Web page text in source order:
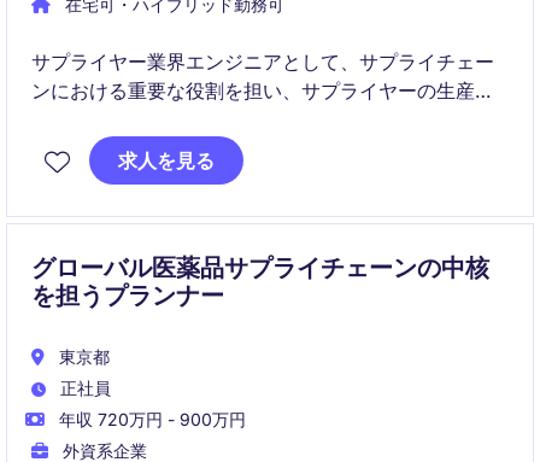
在宅可・ハイブリッド勤務可
サプライヤー業界エンジニアとして、サプライチェー
ンにおける重要な役割を担い、サプライヤーの生産体
技術部門と連携しながら、製造プロセスの最適化や継
続的な改善活動をリードしていただくポジションで
求人を見る
グローバル医薬品サプライチェーンの中核
を担うプランナー
東京都
正社員
年収 720万円 - 900万円
外資系企業